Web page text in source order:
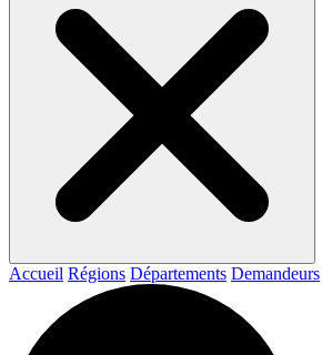
Accueil Régions Départements Demandeurs